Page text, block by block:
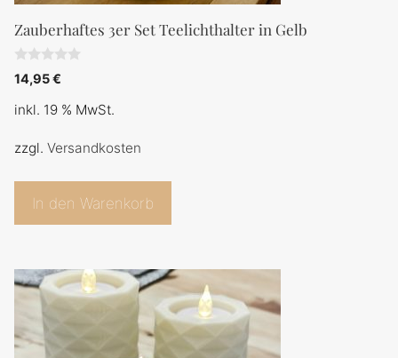
Zauberhaftes 3er Set Teelichthalter in Gelb
0
v
n
14,95€
inkl. 19 % MwSt.
zzgl. Versandkosten
In den Warenkorb